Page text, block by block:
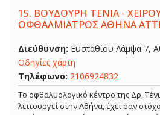
15. ΒΟΥΔΟΥΡΗ ΤΕΝΙΑ -
ΟΦΘΑΛΜΙΑΤΡΟΣ ΑΘΗΝΑ
Διεύθυνση: Ευσταθίου Λάμψα 7,
Οδηγίες χάρτη
Τηλέφωνο: 2106924832
Το οφθαλμολογικό κέντρο της Δρ,
λειτουργεί στην Αθήνα, έχει σαν